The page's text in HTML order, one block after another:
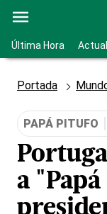
Última Hora
Portada
PAPÁ PITUFO
a